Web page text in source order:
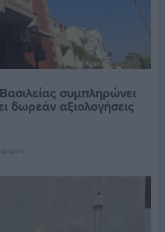
συμπληρώνει
δωρεάν αξιολογήσεις